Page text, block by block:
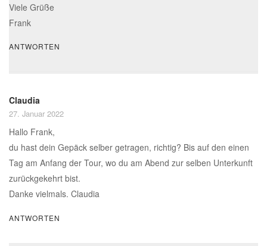
Viele Grüße
Frank
ANTWORTEN
Claudia
27. Januar 2022
Hallo Frank,
du hast dein Gepäck selber getragen, richtig? Bis auf den einen
Tag am Anfang der Tour, wo du am Abend zur selben Unterkunft
zurückgekehrt bist.
Danke vielmals. Claudia
ANTWORTEN